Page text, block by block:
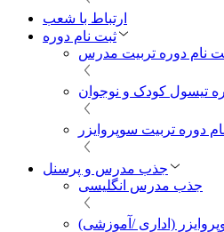
ارتباط با شعب
ثبت نام دوره
جذب مدرس و پرسنل
جذب مدرس انگلیسی
(اداری /آموزشی)